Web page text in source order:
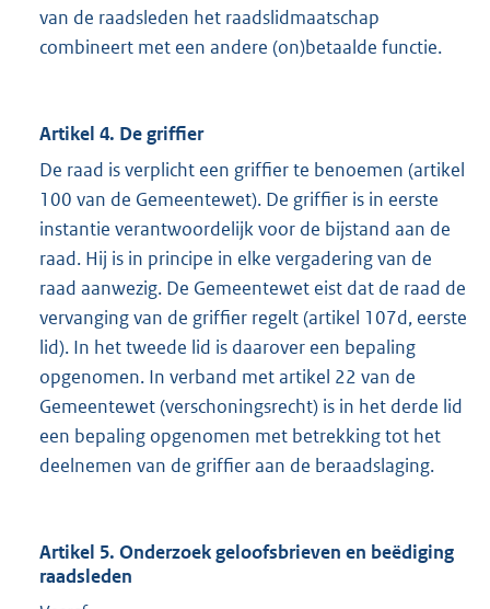
van de raadsleden het raadslidmaatschap
combineert met een andere (on)betaalde functie.
Artikel 4. De griffier
De raad is verplicht een griffier te benoemen (artikel
100 van de Gemeentewet). De griffier is in eerste
instantie verantwoordelijk voor de bijstand aan de
raad. Hij is in principe in elke vergadering van de
raad aanwezig. De Gemeentewet eist dat de raad de
vervanging van de griffier regelt (artikel 107d, eerste
lid). In het tweede lid is daarover een bepaling
opgenomen. In verband met artikel 22 van de
Gemeentewet (verschoningsrecht) is in het derde lid
een bepaling opgenomen met betrekking tot het
deelnemen van de griffier aan de beraadslaging.
Artikel 5. Onderzoek geloofsbrieven en beëdiging
raadsleden